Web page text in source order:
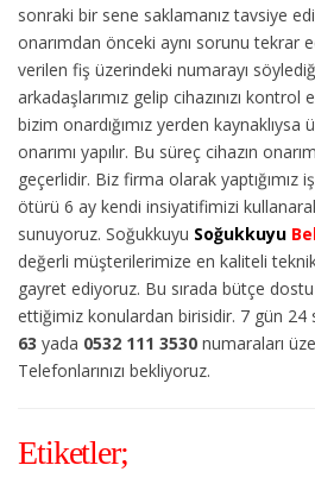
sonraki bir sene saklamanız tavsiye
onarımdan önceki aynı sorunu tekrar
verilen fiş üzerindeki numarayı
arkadaşlarımız gelip cihazınızı
bizim onardığımız yerden kaynaklıysa
onarımı yapılır. Bu süreç cihazın
geçerlidir. Biz firma olarak yaptığımız
ötürü 6 ay kendi insiyatifimizi
sunuyoruz. Soğukkuyu Soğukkuyu
değerli müşterilerimize en kaliteli
gayret ediyoruz. Bu sırada bütçe
ettiğimiz konulardan birisidir. 7 gün 24
63 yada 0532 111 3530 numaraları
Telefonlarınızı bekliyoruz.
Etiketler;